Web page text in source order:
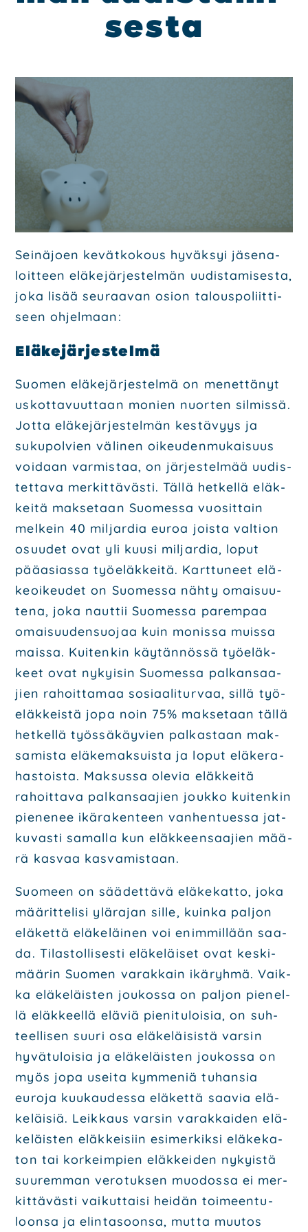
Päät­tä­jät
Ota yhteyt­tä
Hal­li­tus
Ehdo­tuk­set
Päi­vi­tä jäsen­tie­to­si
Mate­ri­aa­li­pank­ki
ses­ta
Sei­nä­joen kevät­ko­kous hyväk­syi jäse­na­
loit­teen elä­ke­jär­jes­tel­män uudis­ta­mi­ses­ta,
joka lisää seu­raa­van osion talous­po­liit­ti­
seen ohjel­maan:
Elä­ke­jär­jes­tel­mä
Suo­men elä­ke­jär­jes­tel­mä on menet­tä­nyt
uskot­ta­vuut­taan monien nuor­ten sil­mis­sä.
Jot­ta elä­ke­jär­jes­tel­män kes­tä­vyys ja
suku­pol­vien väli­nen oikeu­den­mu­kai­suus
voi­daan var­mis­taa, on jär­jes­tel­mää uudis­
tet­ta­va mer­kit­tä­väs­ti. Täl­lä het­kel­lä eläk­
kei­tä mak­se­taan Suo­mes­sa vuo­sit­tain
mel­kein 40 mil­jar­dia euroa jois­ta val­tion
osuu­det ovat yli kuusi mil­jar­dia, loput
pää­asias­sa työ­eläk­kei­tä. Kart­tu­neet elä­
keoi­keu­det on Suo­mes­sa näh­ty omai­suu­
te­na, joka naut­tii Suo­mes­sa parem­paa
omai­suu­den­suo­jaa kuin monis­sa muis­sa
mais­sa. Kui­ten­kin käy­tän­nös­sä työ­eläk­
keet ovat nykyi­sin Suo­mes­sa pal­kan­saa­
jien rahoit­ta­maa sosi­aa­li­tur­vaa, sil­lä työ­
eläk­keis­tä jopa noin 75% mak­se­taan täl­lä
het­kel­lä työs­sä­käy­vien pal­kas­taan mak­
sa­mis­ta elä­ke­mak­suis­ta ja loput elä­ke­ra­
has­tois­ta. Mak­sus­sa ole­via eläk­kei­tä
rahoit­ta­va pal­kan­saa­jien jouk­ko kui­ten­kin
pie­ne­nee ikä­ra­ken­teen van­hen­tues­sa jat­
ku­vas­ti samal­la kun eläk­keen­saa­jien mää­
rä kas­vaa kas­va­mis­taan.
Suo­meen on sää­det­tä­vä elä­ke­kat­to, joka
mää­rit­te­li­si ylä­ra­jan sil­le, kuin­ka pal­jon
elä­ket­tä elä­ke­läi­nen voi enim­mil­lään saa­
da. Tilas­tol­li­ses­ti elä­ke­läi­set ovat kes­ki­
mää­rin Suo­men varak­kain ikä­ryh­mä. Vaik­
ka elä­ke­läis­ten jou­kos­sa on pal­jon pie­nel­
lä eläk­keel­lä elä­viä pie­ni­tu­loi­sia, on suh­
teel­li­sen suu­ri osa elä­ke­läi­sis­tä var­sin
hyvä­tu­loi­sia ja elä­ke­läis­ten jou­kos­sa on
myös jopa usei­ta kym­me­niä tuhan­sia
euro­ja kuu­kau­des­sa elä­ket­tä saa­via elä­
ke­läi­siä. Leik­kaus var­sin varak­kai­den elä­
ke­läis­ten eläk­kei­siin esi­mer­kik­si elä­ke­ka­
ton tai kor­keim­pien eläk­kei­den nykyis­tä
suu­rem­man vero­tuk­sen muo­dos­sa ei mer­
kit­tä­väs­ti vai­kut­tai­si hei­dän toi­meen­tu­
loon­sa ja elin­ta­soon­sa, mut­ta muu­tos